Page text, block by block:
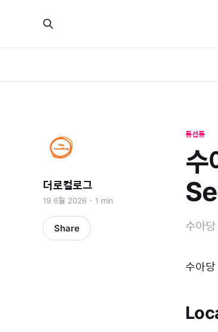
동선동
수아
더로컬로그
19 6월 2026 1 min
Share
수아